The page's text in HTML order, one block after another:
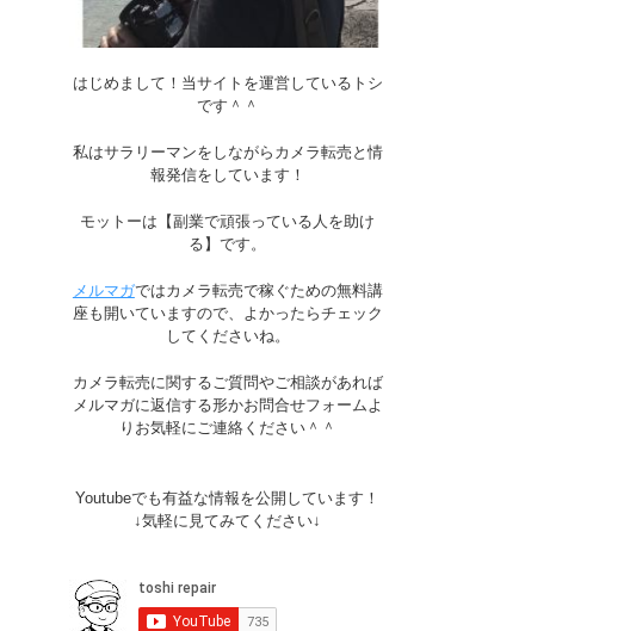
はじめまして！当サイトを運営しているトシ
です＾＾
私はサラリーマンをしながらカメラ転売と情
報発信をしています！
モットーは【副業で頑張っている人を助け
る】です。
メルマガではカメラ転売で稼ぐための無料講
座も開いていますので、よかったらチェック
してくださいね。
カメラ転売に関するご質問やご相談があれば
メルマガに返信する形かお問合せフォームよ
りお気軽にご連絡ください＾＾
Youtubeでも有益な情報を公開しています！
↓気軽に見てみてください↓